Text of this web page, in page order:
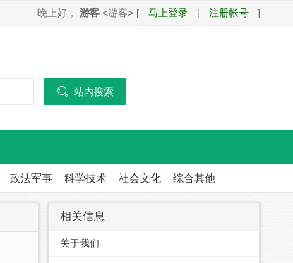
晚上好， 游客 <游客> [ 马上登录 | 注册帐号 ]
 站内搜索
政法军事 科学技术 社会文化 综合其他
相关信息
关于我们